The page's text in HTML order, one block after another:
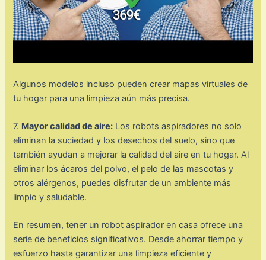
Algunos modelos incluso pueden crear mapas virtuales de
tu hogar para una limpieza aún más precisa.
7. Mayor calidad de aire: Los robots aspiradores no solo
eliminan la suciedad y los desechos del suelo, sino que
también ayudan a mejorar la calidad del aire en tu hogar. Al
eliminar los ácaros del polvo, el pelo de las mascotas y
otros alérgenos, puedes disfrutar de un ambiente más
limpio y saludable.
En resumen, tener un robot aspirador en casa ofrece una
serie de beneficios significativos. Desde ahorrar tiempo y
esfuerzo hasta garantizar una limpieza eficiente y